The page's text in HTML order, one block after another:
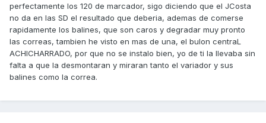
perfectamente los 120 de marcador, sigo diciendo que el JCosta
no da en las SD el resultado que deberia, ademas de comerse
rapidamente los balines, que son caros y degradar muy pronto
las correas, tambien he visto en mas de una, el bulon centraL
ACHICHARRADO, por que no se instalo bien, yo de ti la llevaba sin
falta a que la desmontaran y miraran tanto el variador y sus
balines como la correa.